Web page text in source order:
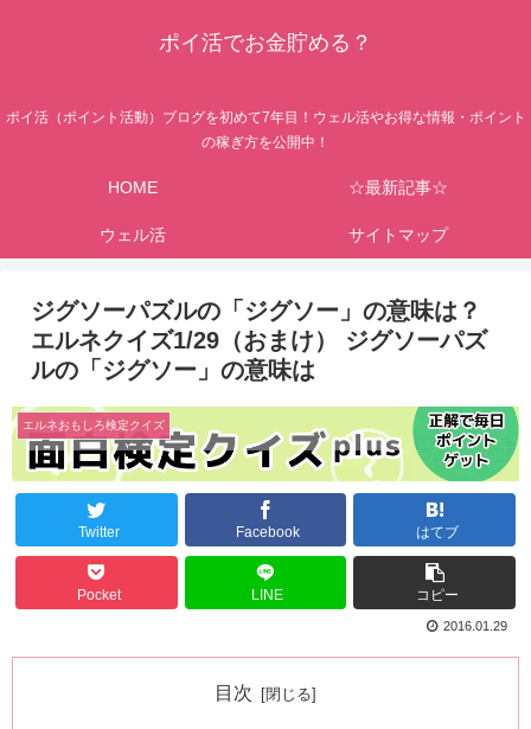
ポイ活でお金貯める？
ポイ活（ポイント活動）ブログを初めて7年目！ウェル活やお得な情報・ポイント
の稼ぎ方を公開中！
HOME ☆最新記事☆
ウェル活 サイトマップ
ジグソーパズルの「ジグソー」の意味は？
エルネクイズ1/29（おまけ） ジグソーパズ
ルの「ジグソー」の意味は
エルネおもしろ検定クイズ
Twitter Facebook はてブ
Pocket LINE コピー
2016.01.29
目次